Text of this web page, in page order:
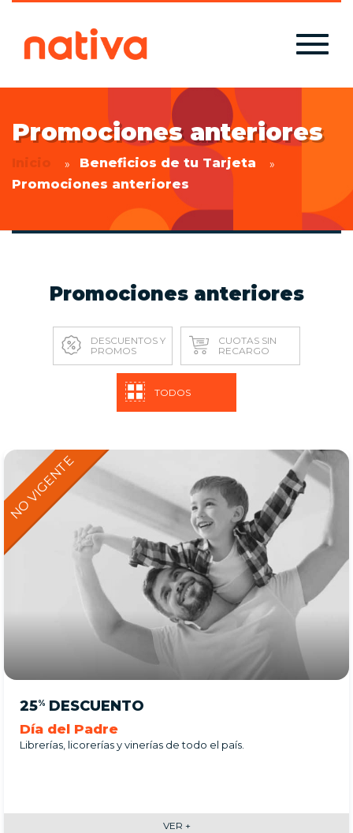
Promociones anteriores
Inicio
Beneficios de tu Tarjeta
Promociones anteriores
Promociones anteriores
DESCUENTOS Y
PROMOS
CUOTAS SIN
RECARGO
TODOS
25% DESCUENTO
Día del Padre
Librerías, licorerías y vinerías de todo el país.
VER +